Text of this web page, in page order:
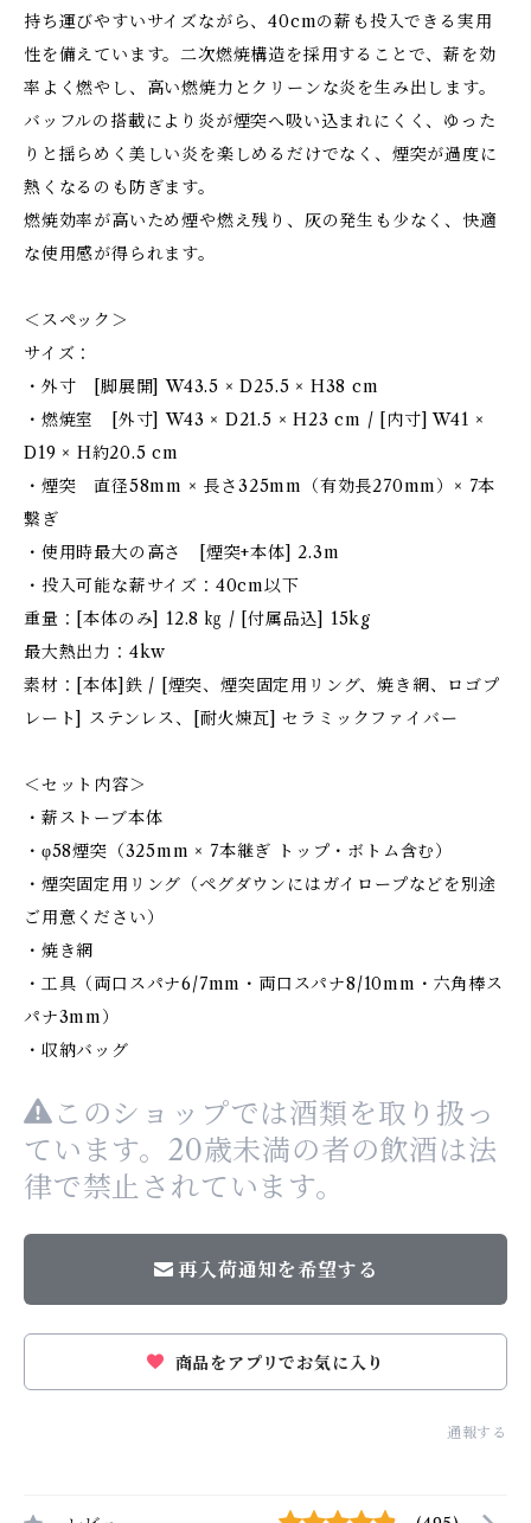
持ち運びやすいサイズながら、40cmの薪も投入できる実用
性を備えています。二次燃焼構造を採用することで、薪を効
率よく燃やし、高い燃焼力とクリーンな炎を生み出します。
バッフルの搭載により炎が煙突へ吸い込まれにくく、ゆった
りと揺らめく美しい炎を楽しめるだけでなく、煙突が過度に
熱くなるのも防ぎます。
燃焼効率が高いため煙や燃え残り、灰の発生も少なく、快適
な使用感が得られます。
＜スペック＞
サイズ：
・外寸 [脚展開] W43.5 × D25.5 × H38 cm
・燃焼室 [外寸] W43 × D21.5 × H23 cm / [内寸] W41 ×
D19 × H約20.5 cm
・煙突 直径58mm × 長さ325mm（有効長270mm）× 7本
繋ぎ
・使用時最大の高さ [煙突+本体] 2.3m
・投入可能な薪サイズ：40cm以下
重量：[本体のみ] 12.8 ㎏ / [付属品込] 15kg
最大熱出力：4kw
素材：[本体]鉄 / [煙突、煙突固定用リング、焼き網、ロゴプ
レート] ステンレス、[耐火煉瓦] セラミックファイバー
＜セット内容＞
・薪ストーブ本体
・φ58煙突（325mm × 7本継ぎ トップ・ボトム含む）
・煙突固定用リング（ペグダウンにはガイロープなどを別途
ご用意ください）
・焼き網
・工具（両口スパナ6/7mm・両口スパナ8/10mm・六角棒ス
パナ3mm）
・収納バッグ
このショップでは酒類を取り扱っ
ています。20歳未満の者の飲酒は法
律で禁止されています。
再入荷通知を希望する
商品をアプリでお気に入り
通報する